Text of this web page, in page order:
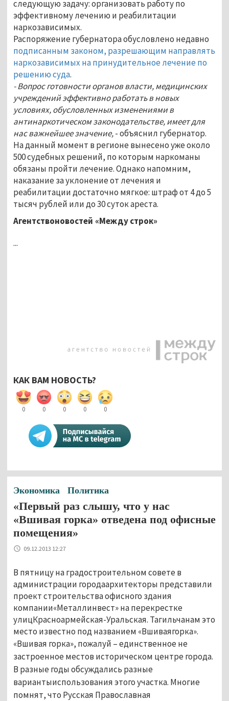
следующую задачу: организовать работу по
эффективному лечению и реабилитации
наркозависимых.
Распоряжение губернатора обусловлено недавно
подписанным законом, разрешающим направлять
наркозависимых на принудительное лечение по
решению суда.
- Вопрос готовности органов власти, медицинских
учреждений эффективно работать в новых
условиях, обусловленных изменениями в
антинаркотическом законодательстве, имеет для
нас важнейшее значение,- объяснил губернатор.
На данный момент в регионе вынесено уже около
500 судебных решений, по которым наркоманы
обязаны пройти лечение. Однако напомним,
наказание за уклонение от лечения и
реабилитации достаточно мягкое: штраф от 4 до 5
тысяч рублей или до 30 суток ареста.
Агентствоновостей «Между строк»
...
КАК ВАМ НОВОСТЬ?
0 0 0 0 0
Экономика Политика
«Первый раз слышу, что у нас
«Вшивая горка» отведена под офисные
помещения»
09.12.2013 12:27
В пятницу на градостроительном совете в
администрации городаархитекторы представили
проект строительства офисного здания
компании«Металлинвест» на перекрестке
улицКрасноармейская-Уральская. Тагильчанам это
место известно под названием «Вшиваягорка».
«Вшивая горка», пожалуй – единственное не
застроенное местов историческом центре города.
В разные годы обсуждались разные
вариантыиспользования этого участка. Многие
помнят, что Русская Православная